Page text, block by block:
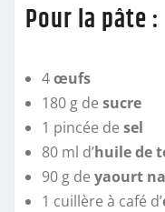
Pour la pâte :
4œufs
180 g de sucre
1 pincée de sel
80 ml d’huile de
90 g de yaourt
1 cuillère à café d’